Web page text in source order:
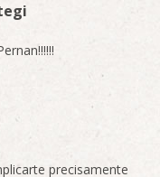
precisamente